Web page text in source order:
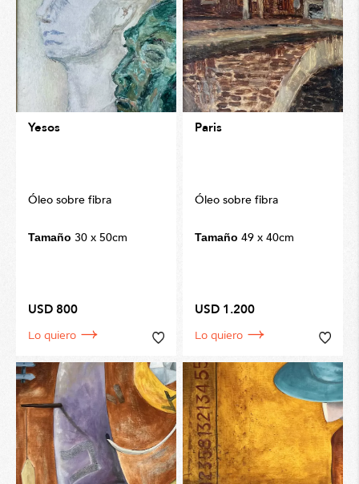
Yesos
Óleo sobre fibra
Tamaño 30 x 50cm
USD 800
Lo quiero
Paris
Óleo sobre fibra
Tamaño49 x 40cm
USD 1.200
Lo quiero